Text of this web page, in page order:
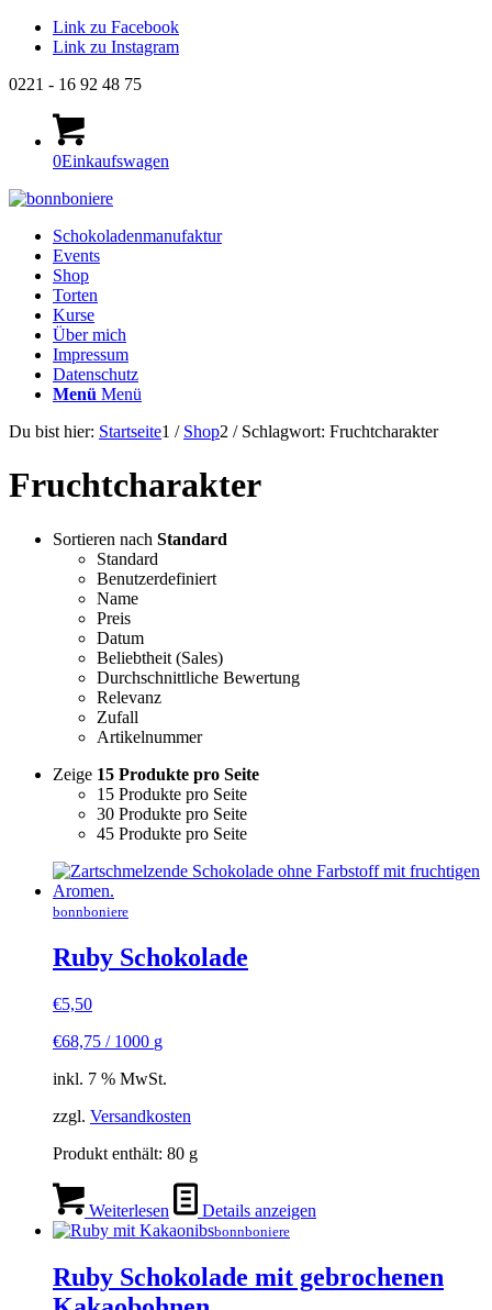
Link zu Facebook
Link zu Instagram
0221 - 16 92 48 75
0Einkaufswagen
Schokoladenmanufaktur
Events
Shop
Torten
Kurse
Über mich
Impressum
Datenschutz
Menü Menü
Du bist hier: Startseite1 / Shop2 / Schlagwort: Fruchtcharakter
Fruchtcharakter
Sortieren nach Standard
Standard
Benutzerdefiniert
Name
Preis
Datum
Beliebtheit (Sales)
Durchschnittliche Bewertung
Relevanz
Zufall
Artikelnummer
Zeige 15 Produkte pro Seite
15 Produkte pro Seite
30 Produkte pro Seite
45 Produkte pro Seite
bonnboniere
Ruby Schokolade
€5,50
€68,75 / 1000 g
inkl. 7 % MwSt.
zzgl. Versandkosten
Produkt enthält: 80 g
Weiterlesen Details anzeigen
bonnboniere
Ruby Schokolade mit gebrochenen